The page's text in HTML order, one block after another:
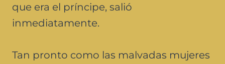
que era el príncipe, salió
inmediatamente.
Tan pronto como las malvadas mujeres